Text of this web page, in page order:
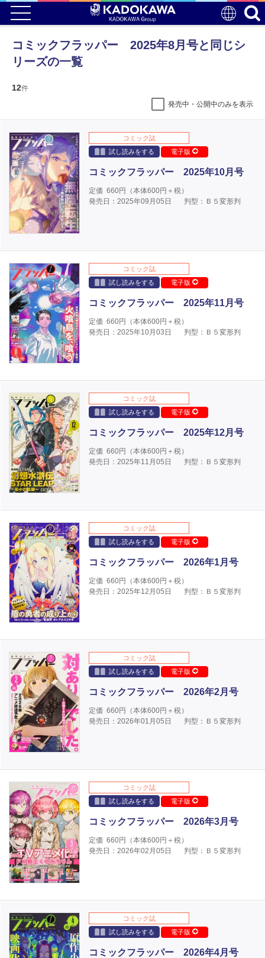
コミックフラッパー 2025年8月号と同じシ
リーズの一覧
12件
発売中・公開中のみを表示
コミック誌
試し読みをする
電子版
コミックフラッパー 2025年10月号
定価 660円（本体600円＋税）
発売日：2025年09月05日
判型：Ｂ５変形判
コミック誌
試し読みをする
電子版
コミックフラッパー 2025年11月号
定価 660円（本体600円＋税）
発売日：2025年10月03日
判型：Ｂ５変形判
コミック誌
試し読みをする
電子版
コミックフラッパー 2025年12月号
定価 660円（本体600円＋税）
発売日：2025年11月05日
判型：Ｂ５変形判
コミック誌
試し読みをする
電子版
コミックフラッパー 2026年1月号
定価 660円（本体600円＋税）
発売日：2025年12月05日
判型：Ｂ５変形判
コミック誌
試し読みをする
電子版
コミックフラッパー 2026年2月号
定価 660円（本体600円＋税）
発売日：2026年01月05日
判型：Ｂ５変形判
コミック誌
試し読みをする
電子版
コミックフラッパー 2026年3月号
定価 660円（本体600円＋税）
発売日：2026年02月05日
判型：Ｂ５変形判
コミック誌
試し読みをする
電子版
コミックフラッパー 2026年4月号